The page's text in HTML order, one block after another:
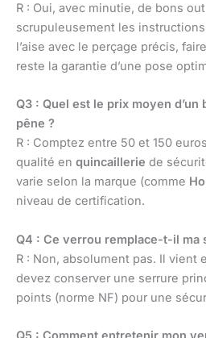
R : Oui, avec minutie, de bons
scrupuleusement les
l’aise avec le perçage précis,
reste la garantie d’une pose
Q3 : Quel est le prix moyen
pêne ?
R : Comptez entre 50 et 150
qualité en quincaillerie de
varie selon la marque (comme
niveau de certification.
Q4 : Ce verrou remplace-t-il ma
R : Non, absolument pas. Il vient
devez conserver une serrure
points (norme NF) pour une